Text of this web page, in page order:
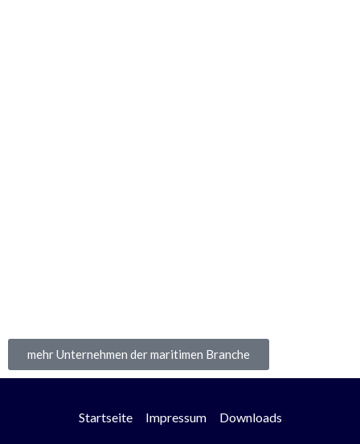
mehr Unternehmen der maritimen Branche
Startseite Impressum Downloads